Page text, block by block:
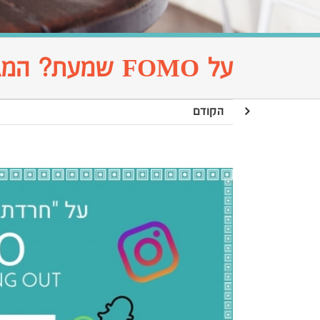
על FOMO שמעת? המגיפה של העידן המודרני !
הקודם
צפה
בתמונה
מוגדלת